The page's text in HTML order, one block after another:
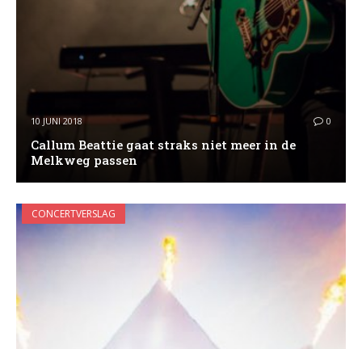
10 JUNI 2018 0
Callum Beattie gaat straks niet meer in de
Melkweg passen
CONCERTVERSLAG